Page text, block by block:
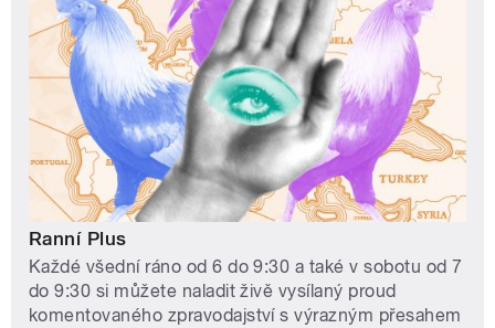
Ranní Plus
Každé všední ráno od 6 do 9:30 a také v sobotu od 7
do 9:30 si můžete naladit živě vysílaný proud
komentovaného zpravodajství s výrazným přesahem